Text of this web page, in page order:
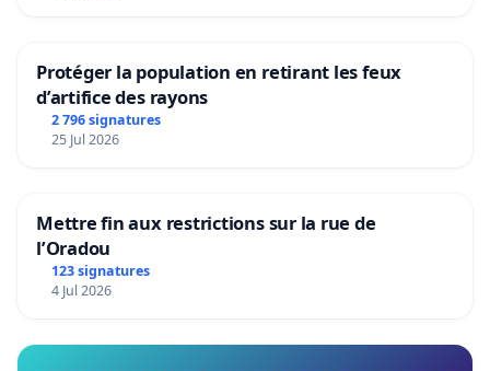
Protéger la population en retirant les feux
d’artifice des rayons
2 796 signatures
25 Jul 2026
Mettre fin aux restrictions sur la rue de
l’Oradou
123 signatures
4 Jul 2026